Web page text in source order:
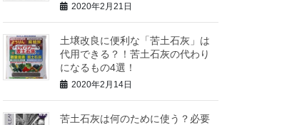
2020年2月21日
土壌改良に便利な「苦土石灰」は
代用できる？！苦土石灰の代わり
になるもの4選！
2020年2月14日
苦土石灰は何のために使う？必要